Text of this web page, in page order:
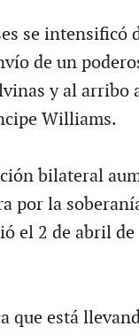
se intensificó
de un
y al arribo
Williams.
bilateral
por la
el 2 de abril
está